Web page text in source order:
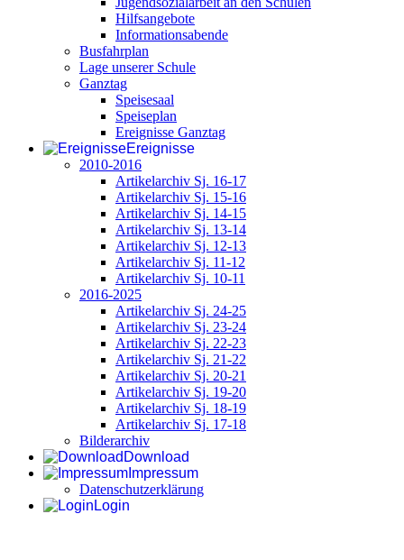
Hilfsangebote
Informationsabende
Busfahrplan
Lage unserer Schule
Ganztag
Speisesaal
Speiseplan
Ereignisse Ganztag
Ereignisse
2010-2016
Artikelarchiv Sj. 16-17
Artikelarchiv Sj. 15-16
Artikelarchiv Sj. 14-15
Artikelarchiv Sj. 13-14
Artikelarchiv Sj. 12-13
Artikelarchiv Sj. 11-12
Artikelarchiv Sj. 10-11
2016-2025
Artikelarchiv Sj. 24-25
Artikelarchiv Sj. 23-24
Artikelarchiv Sj. 22-23
Artikelarchiv Sj. 21-22
Artikelarchiv Sj. 20-21
Artikelarchiv Sj. 19-20
Artikelarchiv Sj. 18-19
Artikelarchiv Sj. 17-18
Bilderarchiv
Download
Impressum
Datenschutzerklärung
Login